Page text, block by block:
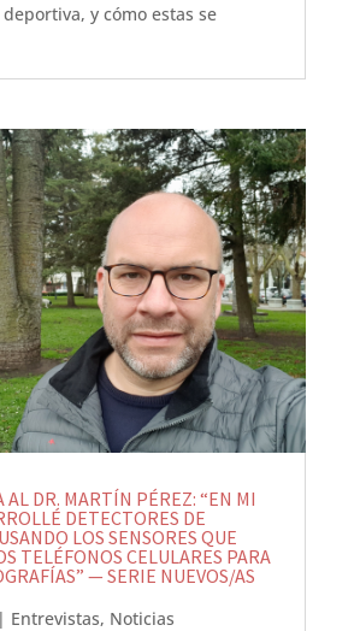
y cómo estas se
AL DR. MARTÍN PÉREZ: “EN MI
DETECTORES DE
LOS SENSORES QUE
TELÉFONOS CELULARES PARA
— SERIE NUEVOS/AS
| Entrevistas, Noticias